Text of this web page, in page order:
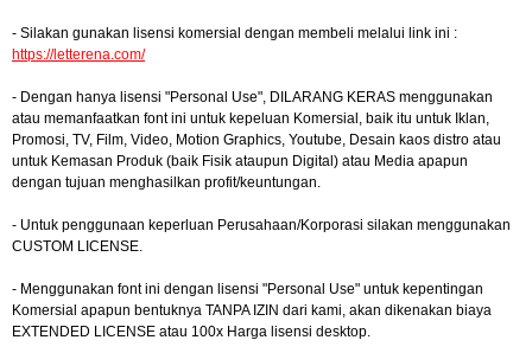
- Silakan gunakan lisensi komersial dengan membeli melalui link ini :
https://letterena.com/
- Dengan hanya lisensi "Personal Use", DILARANG KERAS menggunakan
atau memanfaatkan font ini untuk kepeluan Komersial, baik itu untuk Iklan,
Promosi, TV, Film, Video, Motion Graphics, Youtube, Desain kaos distro atau
untuk Kemasan Produk (baik Fisik ataupun Digital) atau Media apapun
dengan tujuan menghasilkan profit/keuntungan.
- Untuk penggunaan keperluan Perusahaan/Korporasi silakan menggunakan
CUSTOM LICENSE.
- Menggunakan font ini dengan lisensi "Personal Use" untuk kepentingan
Komersial apapun bentuknya TANPA IZIN dari kami, akan dikenakan biaya
EXTENDED LICENSE atau 100x Harga lisensi desktop.